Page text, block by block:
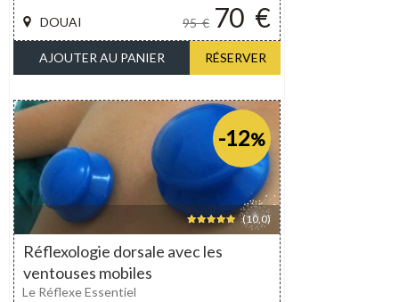
95€ 70 €
DOUAI
AJOUTER AU PANIER RÉSERVER
-12%
(10,0)
Réflexologie dorsale avec les
ventouses mobiles
Le Réflexe Essentiel